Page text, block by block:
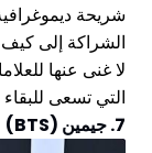
شريحة
الشراكة إلى
لا غنى عنها
التي تسعى
7. جيمين (BTS)